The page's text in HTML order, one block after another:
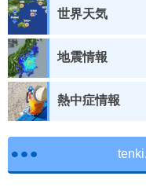
世界天気
地震情報
熱中症情報